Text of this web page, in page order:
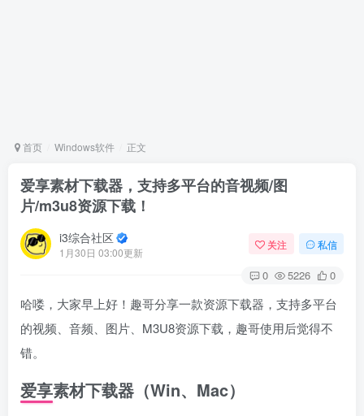
首页 Windows软件 正文
爱享素材下载器，支持多平台的音视频/图
片/m3u8资源下载！
i3综合社区
1月30日 03:00更新
关注 私信
0 5226 0
哈喽，大家早上好！趣哥分享一款资源下载器，支持多平台
的视频、音频、图片、M3U8资源下载，趣哥使用后觉得不
错。
爱享素材下载器（Win、Mac）